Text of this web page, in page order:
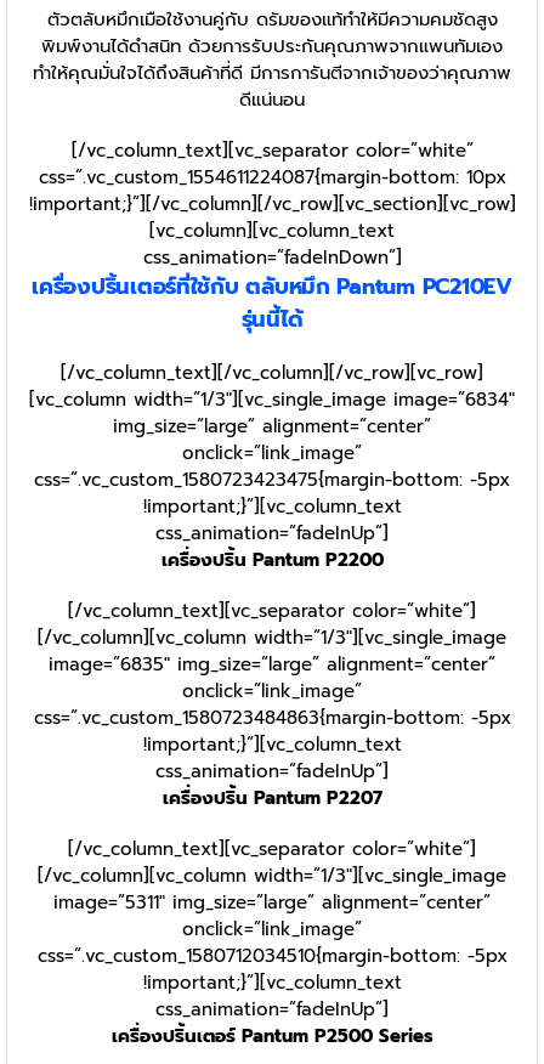
ตัวตลับหมึกเมือใช้งานคู่กับ ดรัมของแท้ทำให้มีความคมชัดสูง
พิมพ์งานได้ดำสนิท ด้วยการรับประกันคุณภาพจากแพนทัมเอง
ทำให้คุณมั่นใจได้ถึงสินค้าที่ดี มีการการันตีจากเจ้าของว่าคุณภาพ
ดีแน่นอน
[/vc_column_text][vc_separator color=”white”
css=”.vc_custom_1554611224087{margin-bottom: 10px
!important;}”][/vc_column][/vc_row][vc_section][vc_row]
[vc_column][vc_column_text
css_animation=”fadeInDown”]
เครื่องปริ้นเตอร์ที่ใช้กับ ตลับหมึก Pantum PC210EV
รุ่นนี้ได้
[/vc_column_text][/vc_column][/vc_row][vc_row]
[vc_column width=”1/3″][vc_single_image image=”6834″
img_size=”large” alignment=”center”
onclick=”link_image”
css=”.vc_custom_1580723423475{margin-bottom: -5px
!important;}”][vc_column_text
css_animation=”fadeInUp”]
เครื่องปริ้น Pantum P2200
[/vc_column_text][vc_separator color=”white”]
[/vc_column][vc_column width=”1/3″][vc_single_image
image=”6835″ img_size=”large” alignment=”center”
onclick=”link_image”
css=”.vc_custom_1580723484863{margin-bottom: -5px
!important;}”][vc_column_text
css_animation=”fadeInUp”]
เครื่องปริ้น Pantum P2207
[/vc_column_text][vc_separator color=”white”]
[/vc_column][vc_column width=”1/3″][vc_single_image
image=”5311″ img_size=”large” alignment=”center”
onclick=”link_image”
css=”.vc_custom_1580712034510{margin-bottom: -5px
!important;}”][vc_column_text
css_animation=”fadeInUp”]
เครื่องปริ้นเตอร์ Pantum P2500 Series